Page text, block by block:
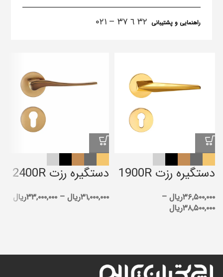
راهنمایی و پشتیبانی ٣٢ ٦ ٣٧ – ۰۲۱
دستگیره رزت 1900R
۳۶,۵۰۰,۰۰۰ریال –
۳۸,۵۰۰,۰۰۰ریال
دستگیره رزت 2400R
۳۱,۰۰۰,۰۰۰ریال – ۳۳,۰۰۰,۰۰۰ریال